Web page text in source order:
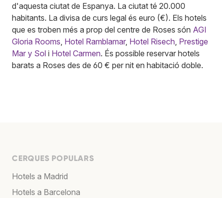
d'aquesta ciutat de Espanya. La ciutat té 20.000
habitants. La divisa de curs legal és euro (€). Els hotels
que es troben més a prop del centre de Roses són AGI
Gloria Rooms, Hotel Ramblamar, Hotel Risech, Prestige
Mar y Sol i Hotel Carmen. És possible reservar hotels
barats a Roses des de 60 € per nit en habitació doble.
CERQUES POPULARS
Hotels a Madrid
Hotels a Barcelona